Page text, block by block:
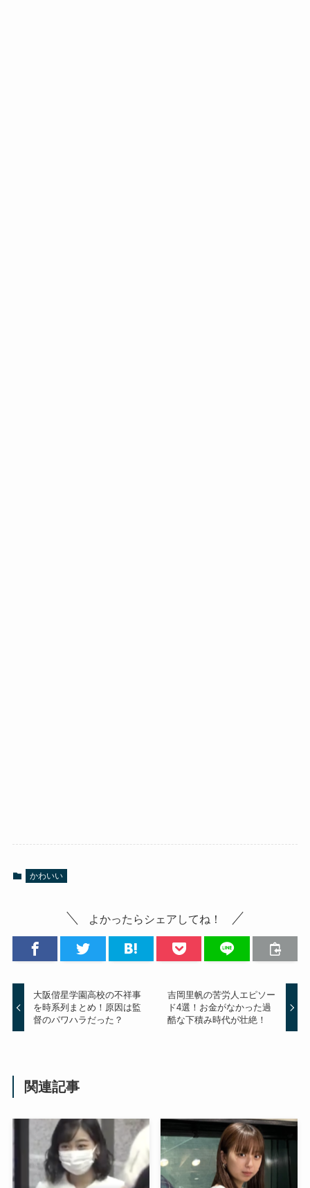
かわいい
よかったらシェアしてね！
大阪偕星学園高校の不祥事
を時系列まとめ！原因は監
督のパワハラだった？
吉岡里帆の苦労人エピソー
ド4選！お金がなかった過
酷な下積み時代が壮絶！
関連記事